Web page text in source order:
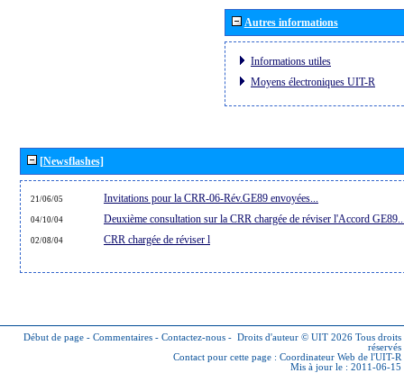
Autres informations
Informations utiles
Moyens électroniques UIT-R
[Newsflashes]
21/06/05 Invitations pour la CRR-06-Rév.GE89 envoyées...
04/10/04 Deuxième consultation sur la CRR chargée de réviser l'Accord
02/08/04 CRR chargée de réviser l
Début de page - Commentaires - Contactez-nous - Droits d'auteur © UIT 2026 Tous droits
réservés
Contact pour cette page : Coordinateur Web de l'UIT-R
Mis à jour le : 2011-06-15